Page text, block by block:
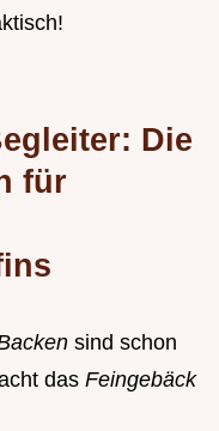
Die
für
sind schon
das Feingebäck